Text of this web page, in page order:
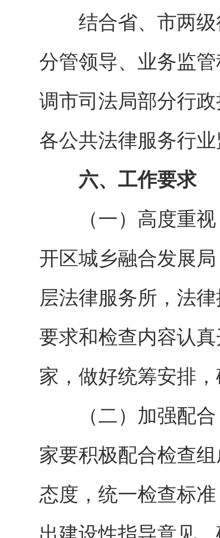
结合省、市两级
分管领导、业务监管
调市司法局部分行
各公共法律服务行
六、工作要求
（一）高度重
开区城乡融合发展
层法律服务所 ， 法
要求和检查内容认
家，做好统筹安排
（二）加强配
家要积极配合检查
态度，统一检查标